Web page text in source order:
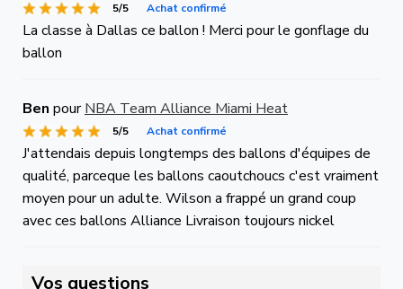
5/5 Achat confirmé
La classe à Dallas ce ballon ! Merci pour le gonflage du
ballon
Ben pourNBA Team Alliance Miami Heat
5/5 Achat confirmé
J'attendais depuis longtemps des ballons d'équipes de
qualité, parceque les ballons caoutchoucs c'est vraiment
moyen pour un adulte. Wilson a frappé un grand coup
avec ces ballons Alliance Livraison toujours nickel
Vos questions